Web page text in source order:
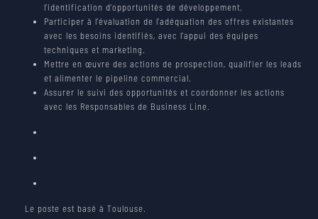
NEWS
PARTNERS
l’identification d’opportunités de développement.
Participer à l’évaluation de l’adéquation des offres existantes
avec les besoins identifiés, avec l’appui des équipes
techniques et marketing.
Mettre en œuvre des actions de prospection, qualifier les leads
et alimenter le pipeline commercial.
Assurer le suivi des opportunités et coordonner les actions
avec les Responsables de Business Line.
Le poste est basé à Toulouse.